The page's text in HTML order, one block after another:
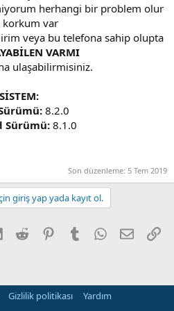
herhangi bir problem olur
korkum var
veya bu telefona sahip olupta
VARMI
ulaşabilirmisiniz.
SİSTEM:
8.2.0
Sürümü: 8.1.0
Son düzenleme: 5 Tem 2019
giriş yap yada kayıt ol.
LinkedInReddit PinterestTumblr WhatsApp
E-posta
Gizlilik politikası
Yardım